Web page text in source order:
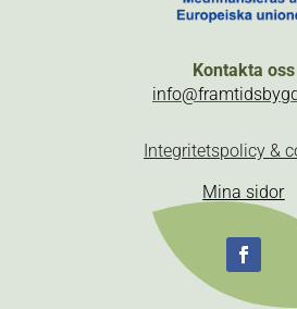
Kontakta oss
Integritetspolicy &
Mina sidor